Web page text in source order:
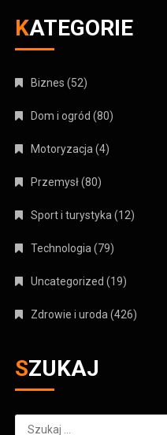
KATEGORIE
Biznes (52)
Dom i ogród (80)
Motoryzacja(4)
Przemysł(80)
Sport i turystyka(12)
Technologia(79)
Uncategorized (19)
Zdrowie i uroda(426)
SZUKAJ
Szukaj: